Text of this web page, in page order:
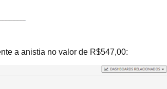
a anistia no valor de R$547,00: